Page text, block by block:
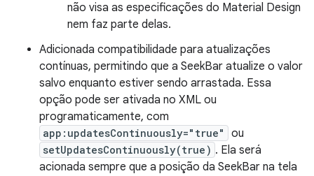
não visa as especificações do Material Design
nem faz parte delas.
Adicionada compatibilidade para atualizações
contínuas, permitindo que a SeekBar atualize o valor
salvo enquanto estiver sendo arrastada. Essa
opção pode ser ativada no XML ou
programaticamente, com
app:updatesContinuously="true" ou
setUpdatesContinuously(true) . Ela será
acionada sempre que a posição da SeekBar na tela